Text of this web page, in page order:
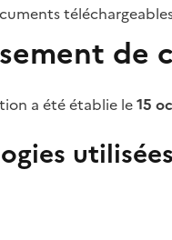
de
a été établie le15